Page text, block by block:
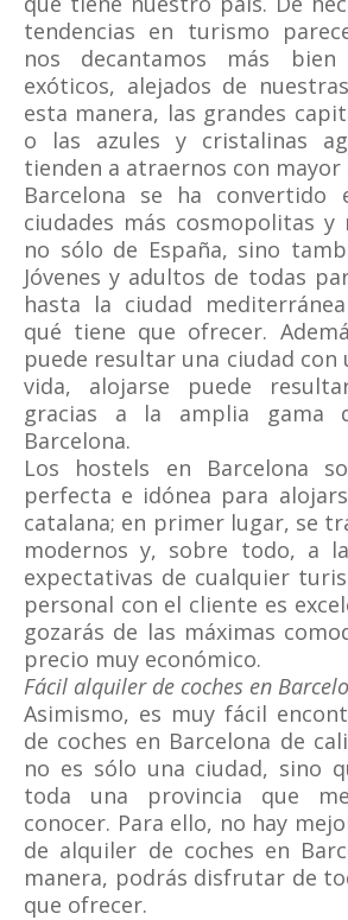
tendencias en turismo
nos decantamos más
exóticos, alejados de
esta manera, las grandes
o las azules y cristalinas
tienden a atraernos con mayor
Barcelona se ha convertido
ciudades más cosmopolitas y
no sólo de España, sino
Jóvenes y adultos de todas
hasta la ciudad
qué tiene que ofrecer.
puede resultar una ciudad con
vida, alojarse puede
gracias a la amplia gama
Barcelona.
Los hostels en Barcelona
perfecta e idónea para
catalana; en primer lugar, se
modernos y, sobre todo, a
expectativas de cualquier
personal con el cliente es
gozarás de las máximas
precio muy económico.
Fácil alquiler de coches en
Asimismo, es muy fácil
de coches en Barcelona de
no es sólo una ciudad, sino
toda una provincia que
conocer. Para ello, no hay
de alquiler de coches en
manera, podrás disfrutar de
que ofrecer.